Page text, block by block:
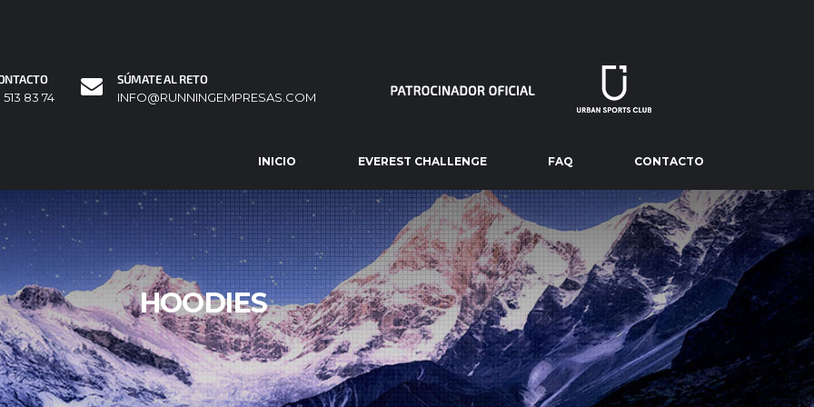
513 83 74
SÚMATE AL RETO
INFO@RUNNINGEMPRESAS.COM
INICIO EVEREST CHALLENGE FAQ CONTACTO
HOODIES